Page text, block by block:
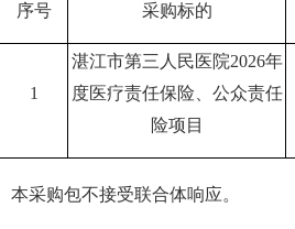
序号 采购标的
1
湛江市第三人民医院2026年
度医疗责任保险、公众责任
险项目
本采购包不接受联合体响应。